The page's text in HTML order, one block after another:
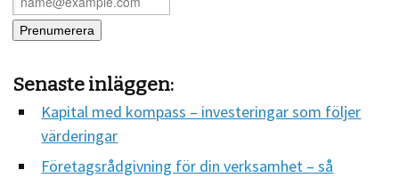
Senaste inläggen:
Kapital med kompass – investeringar som följer
värderingar
Företagsrådgivning för din verksamhet – så